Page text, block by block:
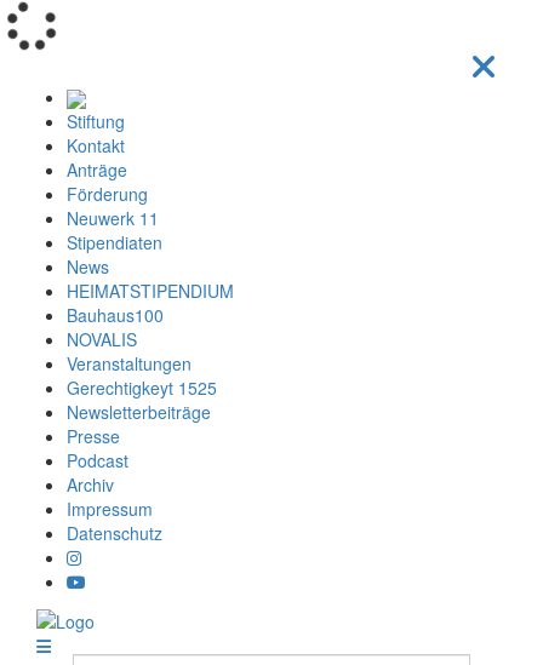
Stiftung
Kontakt
Anträge
Förderung
Neuwerk 11
Stipendiaten
News
HEIMATSTIPENDIUM
Bauhaus100
NOVALIS
Veranstaltungen
Gerechtigkeyt 1525
Newsletterbeiträge
Presse
Podcast
Archiv
Impressum
Datenschutz